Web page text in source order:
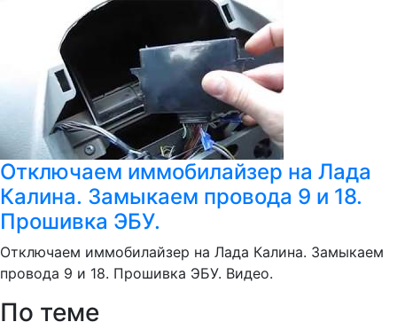
Отключаем иммобилайзер на Лада
Калина. Замыкаем провода 9 и 18.
Прошивка ЭБУ.
Отключаем иммобилайзер на Лада Калина. Замыкаем
провода 9 и 18. Прошивка ЭБУ. Видео.
По теме